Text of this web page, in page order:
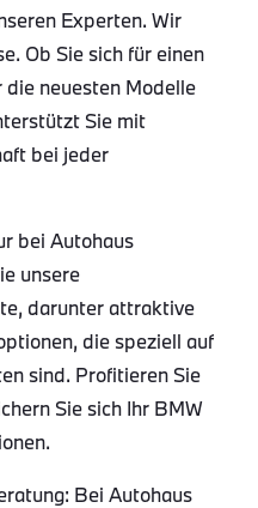
Experten. Wir
Ob Sie sich für einen
neuesten Modelle
Sie mit
bei jeder
bei Autohaus
unsere
darunter attraktive
die speziell auf
sind. Profitieren Sie
Sie sich Ihr BMW
Bei Autohaus